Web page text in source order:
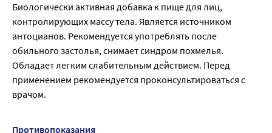
Биологически активная добавка к пище для лиц,
контролирующих массу тела. Является источником
антоцианов. Рекомендуется употреблять после
обильного застолья, снимает синдром похмелья.
Обладает легким слабительным действием. Перед
применением рекомендуется проконсультироваться с
врачом.
Противопоказания